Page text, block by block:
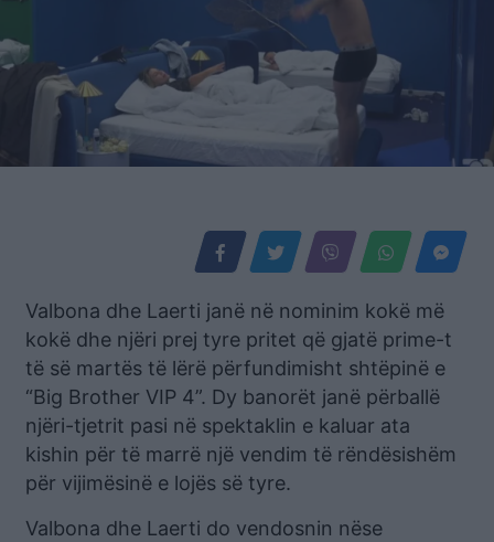
Valbona dhe Laerti janë në nominim kokë më
kokë dhe njëri prej tyre pritet që gjatë prime-t
të së martës të lërë përfundimisht shtëpinë e
“Big Brother VIP 4”. Dy banorët janë përballë
njëri-tjetrit pasi në spektaklin e kaluar ata
kishin për të marrë një vendim të rëndësishëm
për vijimësinë e lojës së tyre.
Valbona dhe Laerti do vendosnin nëse